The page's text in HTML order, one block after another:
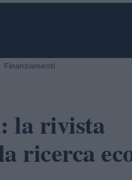
Finanziamenti
la rivista
ricerca